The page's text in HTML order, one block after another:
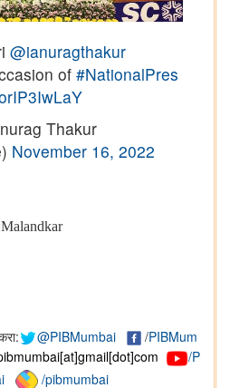
@ianuragthakur
of#NationalPres
Thakur
November 16, 2022
@PIBMumbai /PIBMum
/P
/pibmumbai